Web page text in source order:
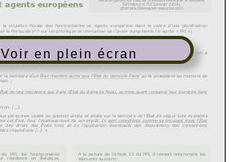
Voir en plein écran